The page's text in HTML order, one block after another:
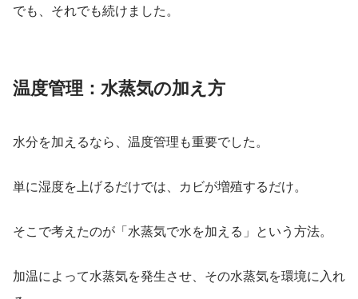
でも、それでも続けました。
温度管理：水蒸気の加え方
水分を加えるなら、温度管理も重要でした。
単に湿度を上げるだけでは、カビが増殖するだけ。
そこで考えたのが「水蒸気で水を加える」という方法。
加温によって水蒸気を発生させ、その水蒸気を環境に入れ